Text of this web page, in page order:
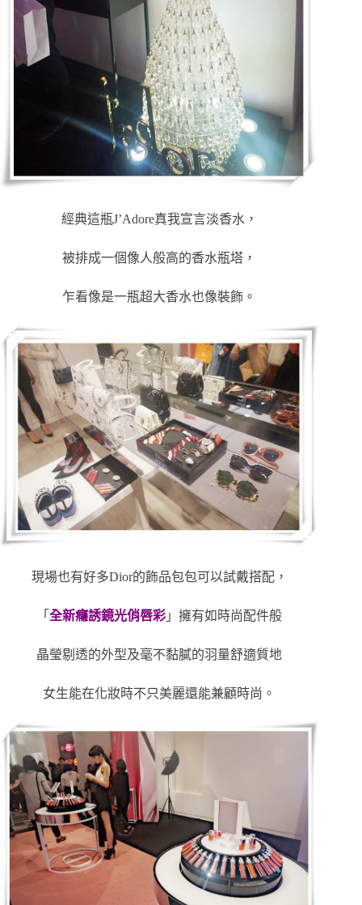
經典這瓶J’Adore真我宣言淡香水，
被排成一個像人般高的香水瓶塔，
乍看像是一瓶超大香水也像裝飾。
現場也有好多Dior的飾品包包可以試戴搭配，
「全新癮誘鏡光俏唇彩 」擁有如時尚配件般
晶瑩剔透的外型及毫不黏膩的羽量舒適質地
女生能在化妝時不只美麗還能兼顧時尚。